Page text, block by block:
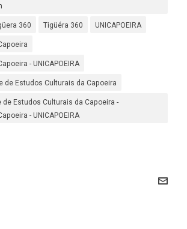
360 Tigüéra 360 UNICAPOEIRA
- UNICAPOEIRA
de Estudos Culturais da Capoeira
de Estudos Culturais da Capoeira -
- UNICAPOEIRA